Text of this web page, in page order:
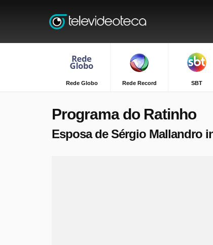
Rede Globo Rede Record SBT
Programa do Ratinho
Esposa de Sérgio Mallandro